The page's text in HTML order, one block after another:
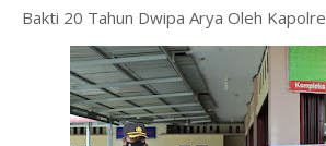
Bakti 20 Tahun Dwipa Arya Oleh